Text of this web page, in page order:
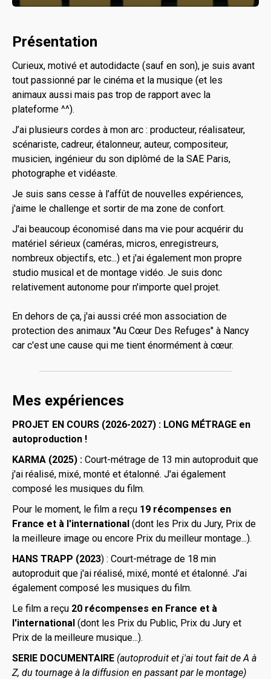
Présentation
Curieux, motivé et autodidacte (sauf en son), je suis avant
tout passionné par le cinéma et la musique (et les
animaux aussi mais pas trop de rapport avec la
plateforme ^^).
J’ai plusieurs cordes à mon arc : producteur, réalisateur,
scénariste, cadreur, étalonneur, auteur, compositeur,
musicien, ingénieur du son diplômé de la SAE Paris,
photographe et vidéaste.
Je suis sans cesse à l’affût de nouvelles expériences,
j'aime le challenge et sortir de ma zone de confort.
J'ai beaucoup économisé dans ma vie pour acquérir du
matériel sérieux (caméras, micros, enregistreurs,
nombreux objectifs, etc...) et j'ai également mon propre
studio musical et de montage vidéo. Je suis donc
relativement autonome pour n'importe quel projet.
En dehors de ça, j'ai aussi créé mon association de
protection des animaux "Au Cœur Des Refuges" à Nancy
car c'est une cause qui me tient énormément à cœur.
Mes expériences
PROJET EN COURS (2026-2027) : LONG MÉTRAGE en
autoproduction !
KARMA (2025) : Court-métrage de 13 min autoproduit que
j'ai réalisé, mixé, monté et étalonné. J'ai également
composé les musiques du film.
Pour le moment, le film a reçu 19 récompenses en
France et à l'international (dont les Prix du Jury, Prix de
la meilleure image ou encore Prix du meilleur montage...).
HANS TRAPP (2023) : Court-métrage de 18 min
autoproduit que j'ai réalisé, mixé, monté et étalonné. J'ai
également composé les musiques du film.
Le film a reçu 20 récompenses en France et à
l'international (dont les Prix du Public, Prix du Jury et
Prix de la meilleure musique...).
SERIE DOCUMENTAIRE (autoproduit et j'ai tout fait de A à
Z, du tournage à la diffusion en passant par le montage)